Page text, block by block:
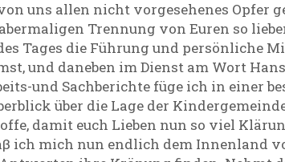
uns allen nicht vorgesehenes Opfer
Trennung von Euren so
Tages die Führung und persönliche
und daneben im Dienst am Wort
und Sachberichte füge ich in einer
über die Lage der
damit euch Lieben nun so viel
ich mich nun endlich dem Innenland